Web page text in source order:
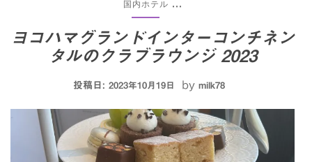
国内ホテル ...
ヨコハマグランドインターコンチネン
タルのクラブラウンジ 2023
投稿日: 2023年10月19日 by milk78